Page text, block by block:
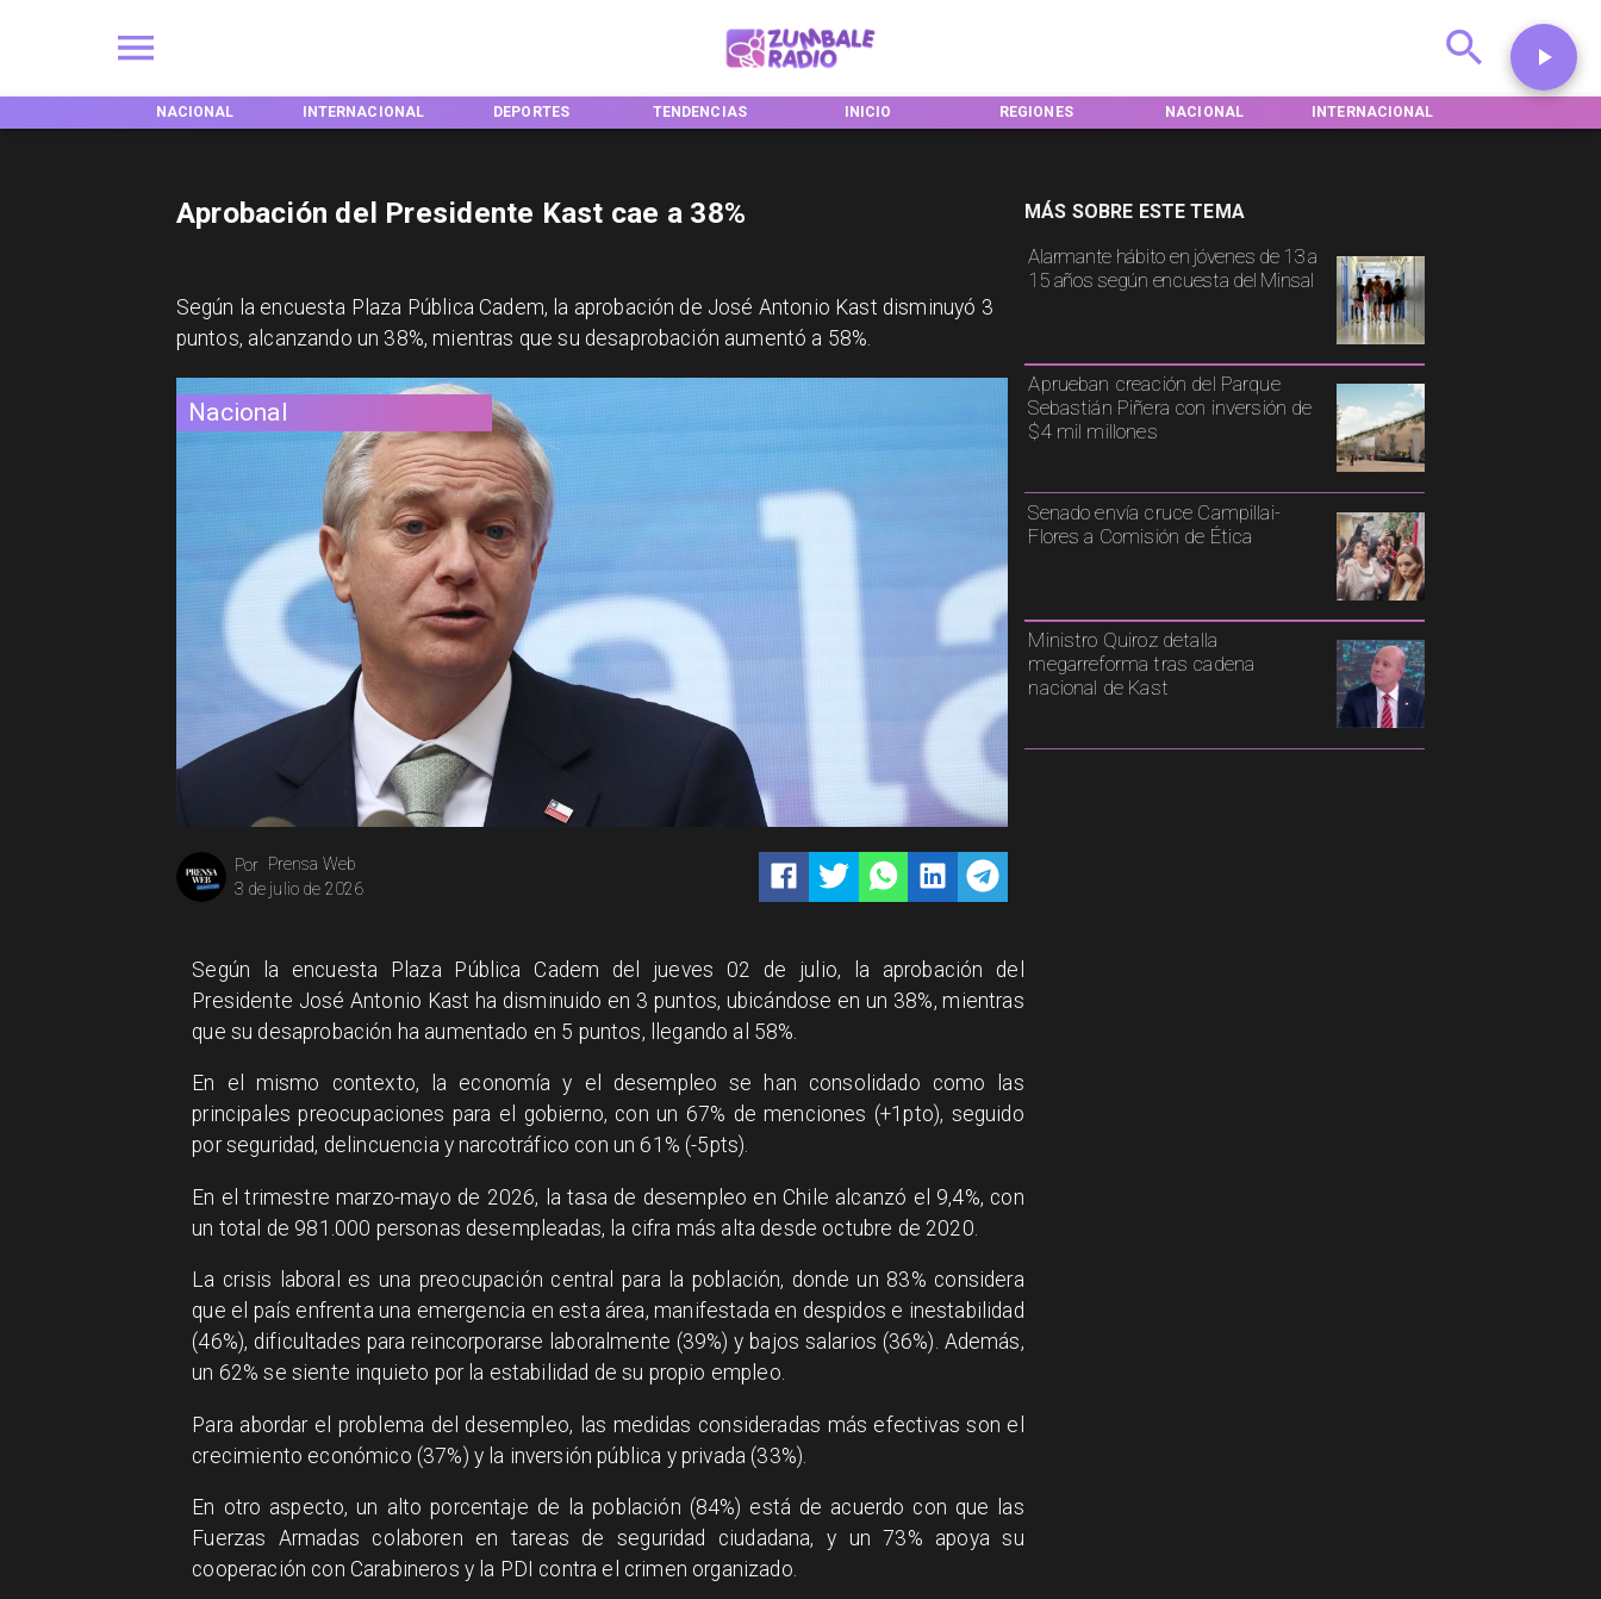
NACIONAL INTERNACIONAL DEPORTES TENDENCIAS INICIO REGIONES NACIONAL INTERNACIONAL
Nacional
Prensa Web
Por
3 de julio de 2026
Alarmante hábito en jóvenes de 13 a
15 años según encuesta del Minsal
Aprueban creación del Parque
Sebastián Piñera con inversión de
$4 mil millones
Senado envía cruce Campillai-
Flores a Comisión de Ética
Ministro Quiroz detalla
megarreforma tras cadena
nacional de Kast
MÁS SOBRE ESTE TEMA
Aprobación del Presidente Kast cae a 38%
Según la encuesta Plaza Pública Cadem, la aprobación de José Antonio Kast disminuyó 3
puntos, alcanzando un 38%, mientras que su desaprobación aumentó a 58%.
Según la encuesta Plaza Pública Cadem del jueves 02 de julio, la aprobación del
Presidente José Antonio Kast ha disminuido en 3 puntos, ubicándose en un 38%, mientras
que su desaprobación ha aumentado en 5 puntos, llegando al 58%.
En el mismo contexto, la economía y el desempleo se han consolidado como las
principales preocupaciones para el gobierno, con un 67% de menciones (+1pto), seguido
por seguridad, delincuencia y narcotráfico con un 61% (-5pts).
En el trimestre marzo-mayo de 2026, la tasa de desempleo en Chile alcanzó el 9,4%, con
un total de 981.000 personas desempleadas, la cifra más alta desde octubre de 2020.
La crisis laboral es una preocupación central para la población, donde un 83% considera
que el país enfrenta una emergencia en esta área, manifestada en despidos e inestabilidad
(46%), dificultades para reincorporarse laboralmente (39%) y bajos salarios (36%). Además,
un 62% se siente inquieto por la estabilidad de su propio empleo.
Para abordar el problema del desempleo, las medidas consideradas más efectivas son el
crecimiento económico (37%) y la inversión pública y privada (33%).
En otro aspecto, un alto porcentaje de la población (84%) está de acuerdo con que las
Fuerzas Armadas colaboren en tareas de seguridad ciudadana, y un 73% apoya su
cooperación con Carabineros y la PDI contra el crimen organizado.